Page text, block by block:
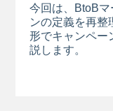
今回は、 BtoB
ンの定義を再整
形でキャンペー
説します。